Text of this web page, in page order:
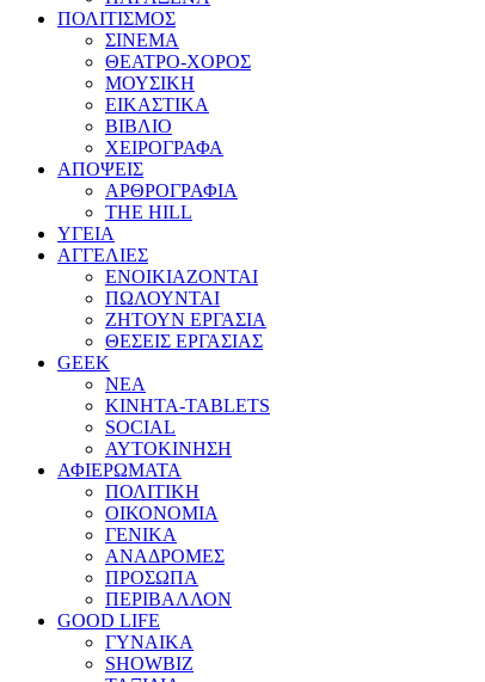
ΠΟΛΙΤΙΣΜΟΣ
ΣΙΝΕΜΑ
ΘΕΑΤΡΟ-ΧΟΡΟΣ
ΜΟΥΣΙΚΗ
ΕΙΚΑΣΤΙΚΑ
ΒΙΒΛΙΟ
ΧΕΙΡΟΓΡΑΦΑ
ΑΠΟΨΕΙΣ
ΑΡΘΡΟΓΡΑΦΙΑ
THE HILL
ΥΓΕΙΑ
ΑΓΓΕΛΙΕΣ
ΕΝΟΙΚΙΑΖΟΝΤΑΙ
ΠΩΛΟΥΝΤΑΙ
ΖΗΤΟΥΝ ΕΡΓΑΣΙΑ
ΘΕΣΕΙΣ ΕΡΓΑΣΙΑΣ
GEEK
ΝΕΑ
ΚΙΝΗΤΑ-TABLETS
SOCIAL
ΑΥΤΟΚΙΝΗΣΗ
ΑΦΙΕΡΩΜΑΤΑ
ΠΟΛΙΤΙΚΗ
ΟΙΚΟΝΟΜΙΑ
ΓΕΝΙΚΑ
ΑΝΑΔΡΟΜΕΣ
ΠΡΟΣΩΠΑ
ΠΕΡΙΒΑΛΛΟΝ
GOOD LIFE
ΓΥΝΑΙΚΑ
SHOWBIZ